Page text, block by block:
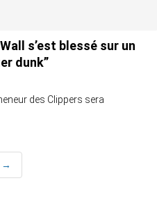
s’est blessé sur un
dunk”
des Clippers sera
→